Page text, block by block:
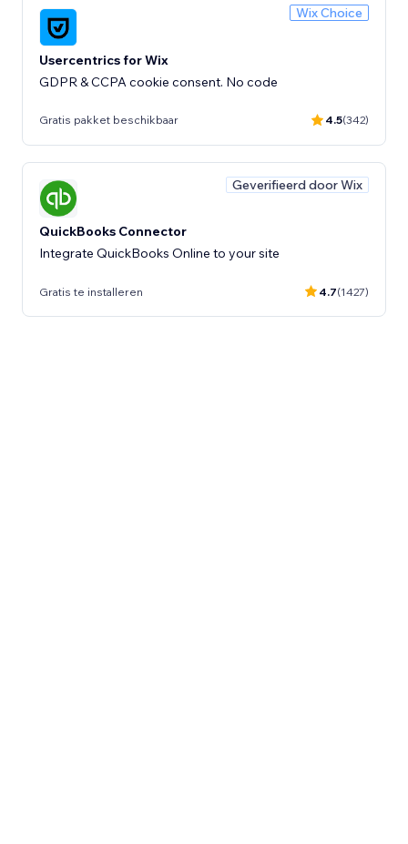
Wix Choice
Usercentrics for Wix
GDPR & CCPA cookie consent. No code
Gratis pakket beschikbaar 4.5(342)
Geverifieerd door Wix
QuickBooks Connector
Integrate QuickBooks Online to your site
Gratis te installeren 4.7(1427)